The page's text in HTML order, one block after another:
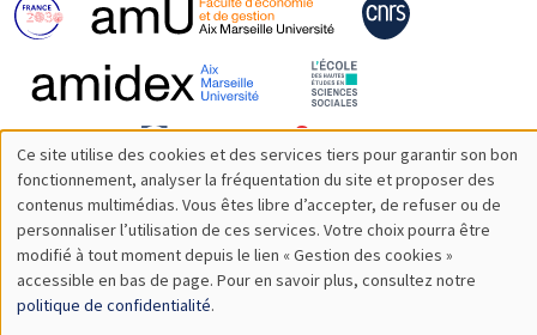
Utilisation
des
données
personnelles
Ce site utilise des cookies et des services tiers pour garantir son bon
fonctionnement, analyser la fréquentation du site et proposer des
contenus multimédias. Vous êtes libre d’accepter, de refuser ou de
personnaliser l’utilisation de ces services. Votre choix pourra être
modifié à tout moment depuis le lien « Gestion des cookies »
accessible en bas de page. Pour en savoir plus, consultez notre
politique de confidentialité.